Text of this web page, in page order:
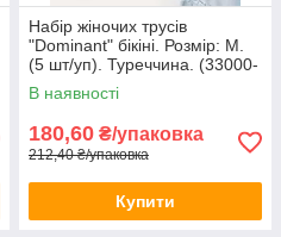
Набір жіночих трусів
"Dominant" бікіні. Розмір: M.
(5 шт/уп). Туреччина. (33000-
418)
В наявності
180,60 ₴/упаковка
212,40 ₴/упаковка
Купити